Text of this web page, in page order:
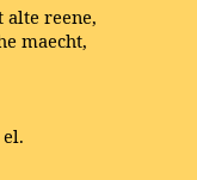
alte reene,
maecht,